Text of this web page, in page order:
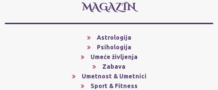
MAGAZIN
Astrologija
Psihologija
Umeće življenja
Zabava
Umetnost & Umetnici
Sport & Fitness